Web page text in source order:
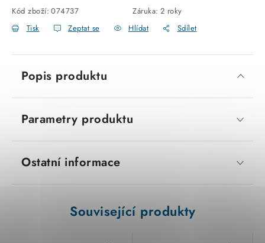
Ochrana osobních údajů
Moje objednávka
Kód zboží: 074737 Záruka: 2 roky
Tisk
Zeptat se Hlídat Sdílet
Popis produktu
Parametry produktu
Ostatní informace
Související produkty